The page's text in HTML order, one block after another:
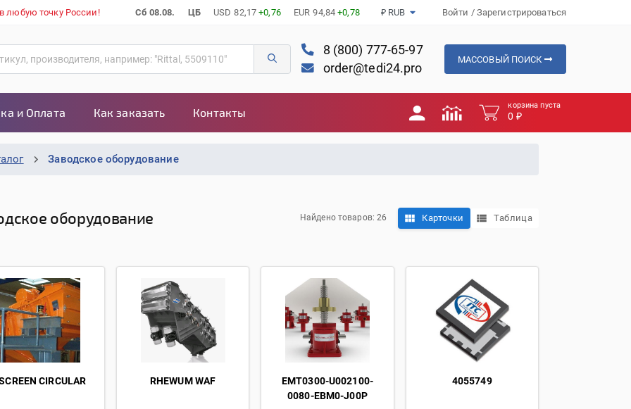
любую точку России! Сб 08.08. ЦБ USD 82,17 +0,76 EUR 94,84 +0,78 ₽ RUB Войти / Зарегистрироваться
8 (800) 777-65-97
order@tedi24.pro
МАССОВЫЙ ПОИСК
и Оплата Как заказать Контакты
корзина пуста
0 ₽
Заводское оборудование
оборудование Найдено товаров: 26 Карточки Таблица
CIRCULAR RHEWUM WAF
EMT0300-U002100-
0080-EBM0-J00P
4055749